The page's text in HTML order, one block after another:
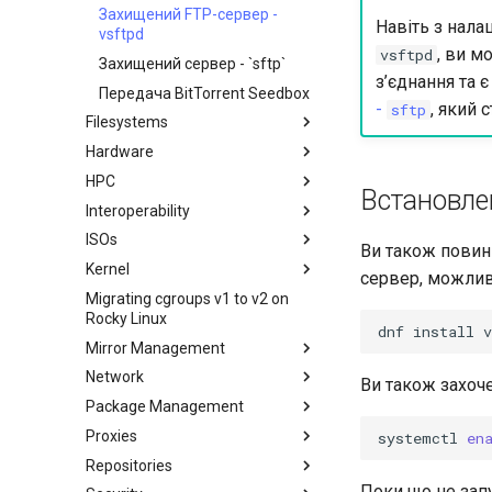
Захищений FTP-сервер -
vsftpd
Захищений сервер - `sftp`
Передача BitTorrent Seedbox
Filesystems
Configuring TRIM
XFS recovery
Hardware
Встановлення Rocky Linux 10
на AOOSTAR WTR PRO
Увімкнення пропускання
VLAN на мережевих картах
Marvell серії AQC
Служба безагентного
керування HPE ProLiant
IPMI management
Увімкнення VLAN
Passthrough на мережевих
картах серії Intel X710
HPC
Розгортання Slurm на Rocky
Linux
Interoperability
Імпорт Rocky Linux до WSL або
WSL2
ISOs
Створення власного ISO
Rocky Linux
Kernel
Crash analysis
Відновлення `initramfs`
Migrating cgroups v1 to v2 on
Rocky Linux
Mirror Management
Додавання Rocky Mirror
Network
accel-ppp PPPoE Server
Конфігурація мережі
Тунель IPv6 Hurricane Electric
Package Management
Вступ
Менеджер пакетів DNF
Proxies
HAProxy-Apache-LXD
Repositories
Навіть з
vsftpd , ви
з’єднання
- sftp , який
Ви також
сервер,
dnf install
Ви також
systemctl